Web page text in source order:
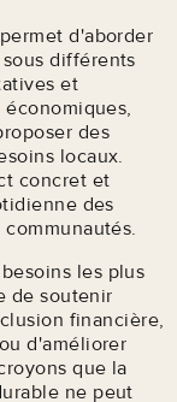
d'aborder
différents
et
des
locaux.
concret et
des
les plus
de soutenir
financière,
d'améliorer
que la
ne peut